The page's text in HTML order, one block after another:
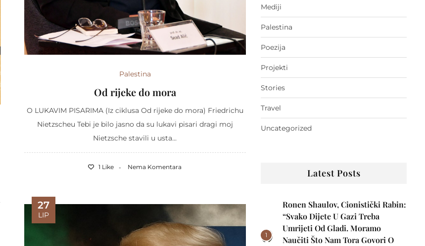
Palestina
Od rijeke do mora
O LUKAVIM PISARIMA (Iz ciklusa Od rijeke do mora) Friedrichu
Nietzscheu Tebi je bilo jasno da su lukavi pisari dragi moj
Nietzsche stavili u usta...
1 Like Nema Komentara
27
LIP
Mediji
Palestina
Poezija
Projekti
Stories
Travel
Uncategorized
Latest Posts
1
Ronen Shaulov, Cionistički Rabin:
“Svako Dijete U Gazi Treba
Umrijeti Od Gladi. Moramo
Naučiti Što Nam Tora Govori O